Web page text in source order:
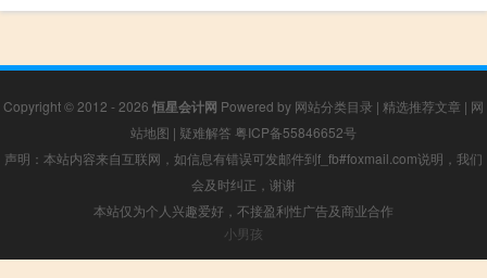
Copyright © 2012 - 2026 恒星会计网 Powered by 网站分类目录 | 精选推荐文章 | 网
站地图 | 疑难解答 粤ICP备55846652号
声明：本站内容来自互联网，如信息有错误可发邮件到f_fb#foxmail.com说明，我们
会及时纠正，谢谢
本站仅为个人兴趣爱好，不接盈利性广告及商业合作
小男孩